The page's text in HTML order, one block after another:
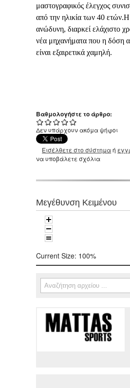
μαστογραφικός έλεγχος
από την ηλικία των 40 ετών.Η
ανώδυνη, διαρκεί ελάχιστο
νέα μηχανήματα που η δόση
είναι εξαιρετικά χαμηλή.
Βαθμολογήστε το άρθρο:
Δεν υπάρχουν ακόμα ψήφοι
Εισέλθετε στο σύστημαή
να υποβάλετε σχόλια
Μεγέθυνση Κειμένου
Current Size: 100%
Φόρμα αναζήτησης
Αναζήτηση